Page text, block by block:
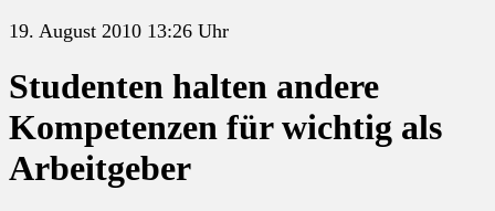
19. August 2010 13:26 Uhr
Studenten halten andere
Kompetenzen für wichtig als
Arbeitgeber